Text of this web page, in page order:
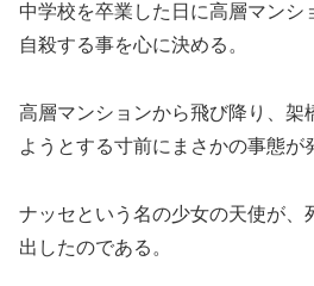
中学校を卒業した日に高層マンシ
自殺する事を心に決める。
高層マンションから飛び降り、架
ようとする寸前にまさかの事態が
ナッセという名の少女の天使が、
出したのである。